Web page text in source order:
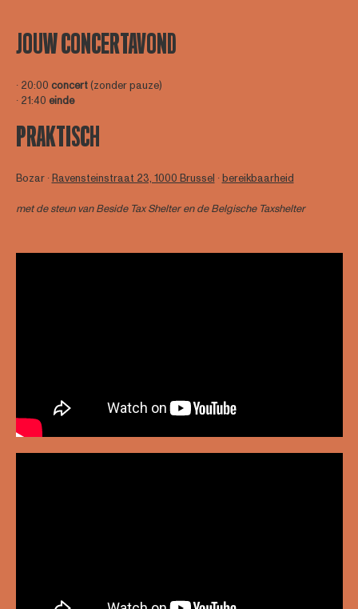
JOUW CONCERTAVOND
∙ 20:00 concert(zonder pauze)
∙ 21:40 einde
PRAKTISCH
Bozar ∙Ravensteinstraat 23, 1000 Brussel ∙bereikbaarheid
met de steun vanBeside Tax Shelteren de Belgische Taxshelter